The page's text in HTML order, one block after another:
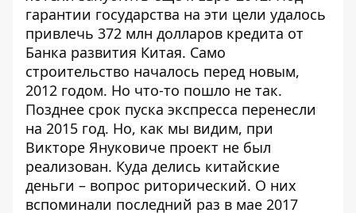
гарантии государства на эти цели удалось
привлечь 372 млн долларов кредита от
Банка развития Китая. Само
строительство началось перед новым,
2012 годом. Но что-то пошло не так.
Позднее срок пуска экспресса перенесли
на 2015 год. Но, как мы видим, при
Викторе Януковиче проект не был
реализован. Куда делись китайские
деньги – вопрос риторический. О них
вспоминали последний раз в мае 2017